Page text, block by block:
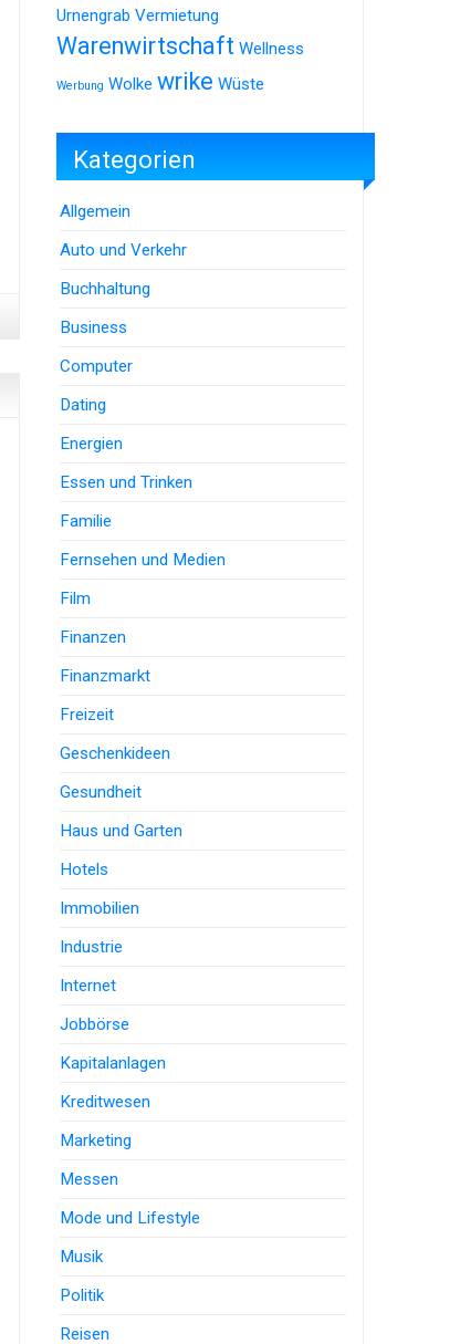
Urnengrab Vermietung
Warenwirtschaft Wellness
Werbung Wolke wrike Wüste
Kategorien
Allgemein
Auto und Verkehr
Buchhaltung
Business
Computer
Dating
Energien
Essen und Trinken
Familie
Fernsehen und Medien
Film
Finanzen
Finanzmarkt
Freizeit
Geschenkideen
Gesundheit
Haus und Garten
Hotels
Immobilien
Industrie
Internet
Jobbörse
Kapitalanlagen
Kreditwesen
Marketing
Messen
Mode und Lifestyle
Musik
Politik
Reisen